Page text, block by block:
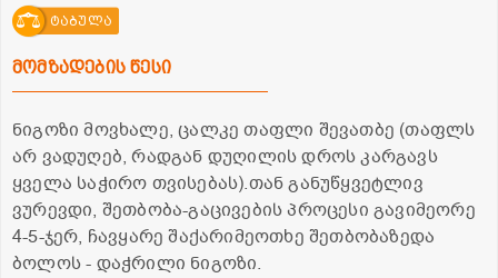
ტაბულა
მომზადების წესი
ნიგოზი მოვხალე, ცალკე თაფლი შევათბე (თაფლს
არ ვადუღებ, რადგან დუღილის დროს კარგავს
ყველა საჭირო თვისებას).თან განუწყვეტლივ
ვურევდი, შეთბობა-გაცივების პროცესი გავიმეორე
4-5-ჯერ, ჩავყარე შაქარიმეოთხე შეთბობაზედა
ბოლოს - დაჭრილი ნიგოზი.